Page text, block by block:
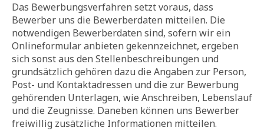
Das Bewerbungsverfahren setzt voraus, dass
Bewerber uns die Bewerberdaten mitteilen. Die
notwendigen Bewerberdaten sind, sofern wir ein
Onlineformular anbieten gekennzeichnet, ergeben
sich sonst aus den Stellenbeschreibungen und
grundsätzlich gehören dazu die Angaben zur Person,
Post- und Kontaktadressen und die zur Bewerbung
gehörenden Unterlagen, wie Anschreiben, Lebenslauf
und die Zeugnisse. Daneben können uns Bewerber
freiwillig zusätzliche Informationen mitteilen.